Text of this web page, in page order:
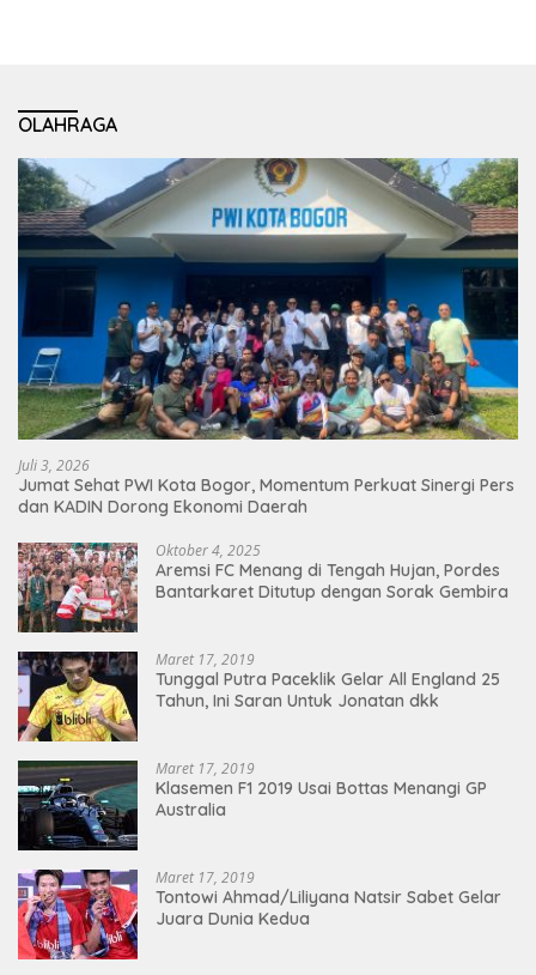
OLAHRAGA
Juli 3, 2026
Jumat Sehat PWI Kota Bogor, Momentum Perkuat Sinergi Pers
dan KADIN Dorong Ekonomi Daerah
Oktober 4, 2025
Aremsi FC Menang di Tengah Hujan, Pordes
Bantarkaret Ditutup dengan Sorak Gembira
Maret 17, 2019
Tunggal Putra Paceklik Gelar All England 25
Tahun, Ini Saran Untuk Jonatan dkk
Maret 17, 2019
Klasemen F1 2019 Usai Bottas Menangi GP
Australia
Maret 17, 2019
Tontowi Ahmad/Liliyana Natsir Sabet Gelar
Juara Dunia Kedua